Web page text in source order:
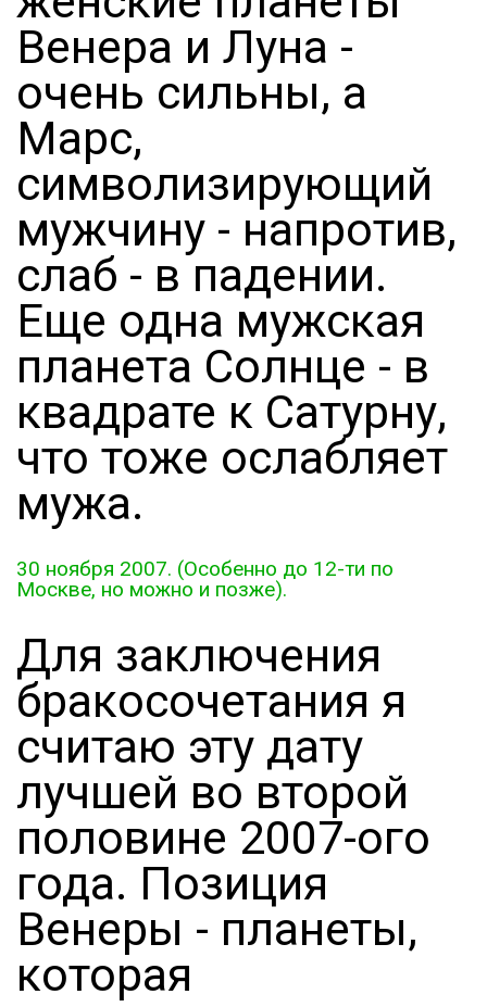
Венера и Луна -
очень сильны, а
Марс,
символизирующий
мужчину - напротив,
слаб - в падении.
Еще одна мужская
планета Солнце - в
квадрате к Сатурну,
что тоже ослабляет
мужа.
30 ноября 2007. (Особенно до 12-ти по
Москве, но можно и позже).
Для заключения
бракосочетания я
считаю эту дату
лучшей во второй
половине 2007-ого
года. Позиция
Венеры - планеты,
которая